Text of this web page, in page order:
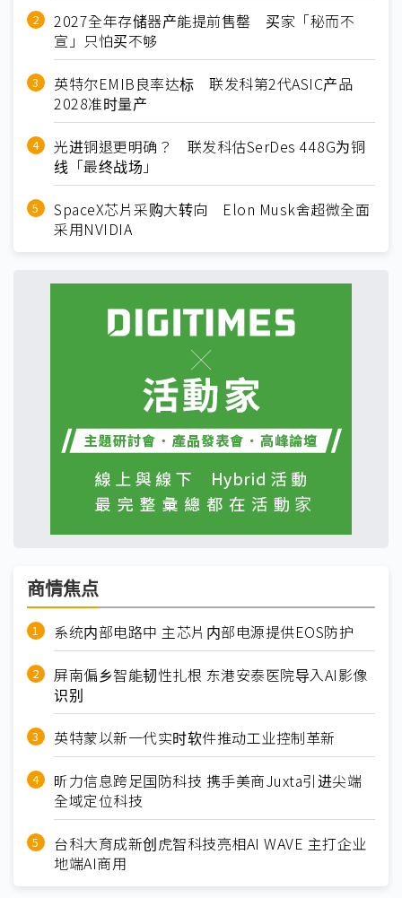
2027全年存储器产能提前售罄 买家「秘而不
宣」只怕买不够
英特尔EMIB良率达标 联发科第2代ASIC产品
2028准时量产
光进铜退更明确？ 联发科估SerDes 448G为铜
线「最终战场」
SpaceX芯片采购大转向 Elon Musk舍超微全面
采用NVIDIA
商情焦点
系统内部电路中 主芯片内部电源提供EOS防护
屏南偏乡智能韧性扎根 东港安泰医院导入AI影像
识别
英特蒙以新一代实时软件推动工业控制革新
昕力信息跨足国防科技 携手美商Juxta引进尖端
全域定位科技
台科大育成新创虎智科技亮相AI WAVE 主打企业
地端AI商用